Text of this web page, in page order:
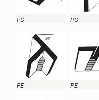
PC PC
PE PE